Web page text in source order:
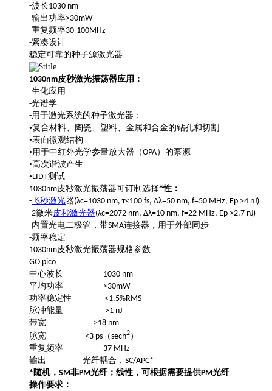
-波长1030 nm
-输出功率>30mW
-重复频率30-100MHz
-紧凑设计
稳定可靠的种子源激光器
1030nm皮秒激光振荡器应用：
-生化应用
-光谱学
-用于激光系统的种子激光器：
•复合材料、陶瓷、塑料、金属和合金的钻孔和切割
•表面微观结构
•用于中红外光学参量放大器（OPA）的泵源
•高次谐波产生
• LIDT测试
1030nm皮秒激光振荡器可订制选择*性：
- 飞秒激光器(λc=1030 nm, τ<100 fs, Δλ=50 nm, f=50 MHz, Ep >4 nJ)
-2微米皮秒激光器(λc=2072 nm, Δλ=10 nm, f=22 MHz, Ep >2.7 nJ)
-内置光电二极管，带SMA连接器，用于外部同步
-频率稳定
1030nm皮秒激光振荡器规格参数
GO pico
中心波长 1030 nm
平均功率 >30mW
功率稳定性 <1.5%RMS
脉冲能量 >1 nJ
带宽 >18 nm
脉宽
<3 ps （sech2）
重复频率 37 MHz
输出
光纤耦合， SC/APC*
* 随机， SM非PM光纤；线性，可根据需要提供PM光纤
操作要求：